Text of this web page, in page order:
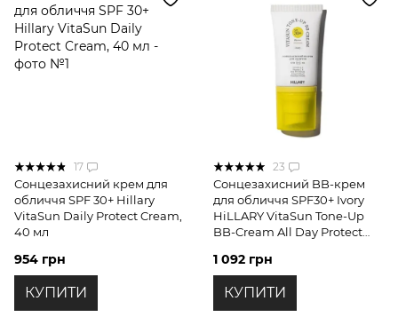
17
Сонцезахисний крем для
обличчя SPF 30+ Hillary
VitaSun Daily Protect Cream,
40 мл
954 грн
КУПИТИ
23
Сонцезахисний BB-крем
для обличчя SPF30+ Ivory
HiLLARY VitaSun Tone-Up
BB-Cream All Day Protect
1 092 грн
КУПИТИ